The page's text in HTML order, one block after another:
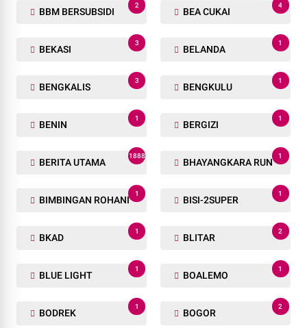
BBM BERSUBSIDI
2
BEA CUKAI
4
BEKASI
3
BELANDA
1
BENGKALIS
3
BENGKULU
1
BENIN
1
BERGIZI
1
BERITA UTAMA
1888
BHAYANGKARA RUN
1
BIMBINGAN ROHANI
1
BISI-2SUPER
1
BKAD
1
BLITAR
2
BLUE LIGHT
1
BOALEMO
1
BODREK
1
BOGOR
2